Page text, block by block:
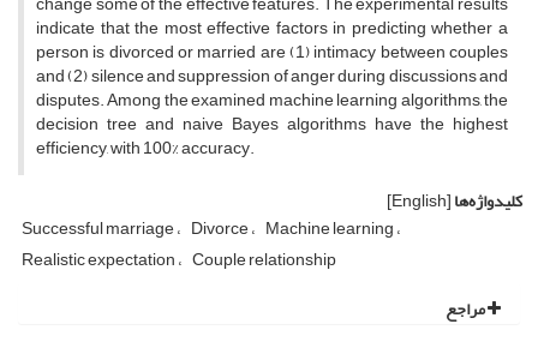
indicate that the most effective factors in predicting whether a
person is divorced or married are (1) intimacy between couples
and (2) silence and suppression of anger during discussions and
disputes. Among the examined machine learning algorithms, the
decision tree and naive Bayes algorithms have the highest
efficiency, with 100% accuracy.
کلیدواژه‌ها[English]
Successful marriage Divorce Machine learning
Realistic expectation Couple relationship
مراجع